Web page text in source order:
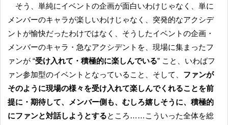
そう、単純にイベントの企画が面白いわけじゃなく、単に
メンバーのキャラが楽しいわけじゃなく、突発的なアクシデ
ントが愉快だったわけではなく、そうしたイベントの企画・
メンバーのキャラ・急なアクシデントを、現場に集まったフ
ァンが “受け入れて・積極的に楽しんでいる” こと、いわばフ
ァン参加型のイベントとなっていること、そして、 ファンが
そのように現場の様々を受け入れて楽しんでくれることを前
提に・期待して、メンバー側も、むしろ嬉しそうに、積極的
にファンと対話しようとするところ……こういった全体を総